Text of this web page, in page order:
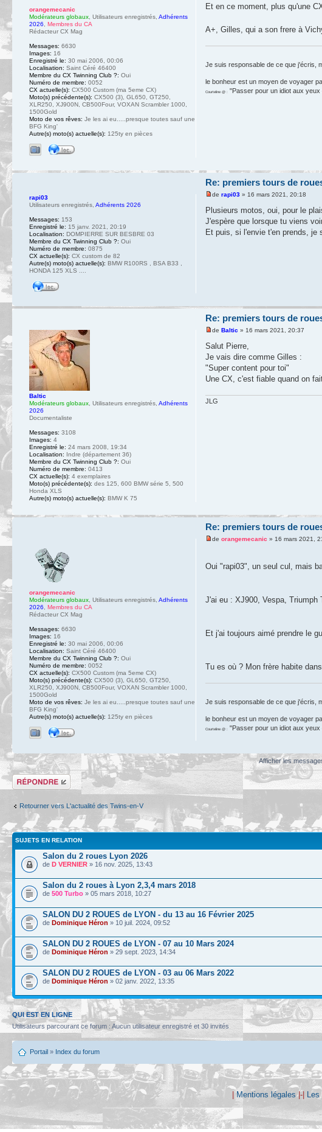
Et en ce moment, plus qu'une
A+, Gilles, qui a son frere à
Je suis responsable de ce que j'écris,
le bonheur est un moyen de voyager
Courteline @ : "Passer pour un idiot aux yeux
orangemecanic
Modérateurs globaux Utilisateurs enregistrés Adhérents
2026
Membres du CA
Rédacteur CX Mag
Messages: 6630
Images: 16
Enregistré le: 30 mai 2006, 00:06
Localisation: Saint Céré 46400
Membre du CX Twinning Club ?: Oui
Numéro de membre: 0052
CX actuelle(s): CX500 Custom (ma 5eme CX)
Moto(s) précédente(s): CX500 (3), GL650, GT250,
XLR250, XJ900N, CB500Four, VOXAN Scrambler 1000,
1500Gold
Moto de vos rêves: Je les ai eu.....presque toutes sauf une
BFG King'
Autre(s) moto(s) actuelle(s): 125ty en pièces
Re: premiers tours de
derapi03 » 16 mars 2021, 20:18
Plusieurs motos, oui, pour le
J'espère que lorsque tu viens
Et puis, si l'envie t'en prends, je
rapi03
Utilisateurs enregistrés Adhérents 2026
Messages: 153
Enregistré le: 15 janv. 2021, 20:19
Localisation: DOMPIERRE SUR BESBRE 03
Membre du CX Twinning Club ?: Oui
Numéro de membre: 0875
CX actuelle(s): CX custom de 82
Autre(s) moto(s) actuelle(s): BMW R100RS , BSA B33 ,
HONDA 125 XLS ....
Re: premiers tours de
deBaltic » 16 mars 2021, 20:37
Salut Pierre,
Je vais dire comme Gilles :
"Super content pour toi"
Une CX, c'est fiable quand on
JLG
Baltic
Modérateurs globaux Utilisateurs enregistrés Adhérents
2026
Documentaliste
Messages: 3108
Images: 4
Enregistré le: 24 mars 2008, 19:34
Localisation: Indre (département 36)
Membre du CX Twinning Club ?: Oui
Numéro de membre: 0413
CX actuelle(s): 4 exemplaires
Moto(s) précédente(s): des 125, 600 BMW série 5, 500
Honda XLS
Autre(s) moto(s) actuelle(s): BMW K 75
Re: premiers tours de
deorangemecanic » 16 mars 2021,
Oui "rapi03", un seul cul, mais
J'ai eu : XJ900, Vespa, Triumph
Et j'ai toujours aimé prendre le
Tu es où ? Mon frère habite
Je suis responsable de ce que j'écris,
le bonheur est un moyen de voyager
Courteline @ : "Passer pour un idiot aux yeux
orangemecanic
Modérateurs globaux Utilisateurs enregistrés Adhérents
2026
Membres du CA
Rédacteur CX Mag
Messages: 6630
Images: 16
Enregistré le: 30 mai 2006, 00:06
Localisation: Saint Céré 46400
Membre du CX Twinning Club ?: Oui
Numéro de membre: 0052
CX actuelle(s): CX500 Custom (ma 5eme CX)
Moto(s) précédente(s): CX500 (3), GL650, GT250,
XLR250, XJ900N, CB500Four, VOXAN Scrambler 1000,
1500Gold
Moto de vos rêves: Je les ai eu.....presque toutes sauf une
BFG King'
Autre(s) moto(s) actuelle(s): 125ty en pièces
Afficher les
Répondre
Retourner vers L'actualité des Twins-en-V
SUJETS EN RELATION
Salon du 2 roues Lyon 2026
de D VERNIER » 16 nov. 2025, 13:43
Salon du 2 roues à Lyon 2,3,4 mars 2018
de 500 Turbo » 05 mars 2018, 10:27
SALON DU 2 ROUES de LYON - du 13 au 16 Février 2025
de Dominique Héron » 10 juil. 2024, 09:52
SALON DU 2 ROUES de LYON - 07 au 10 Mars 2024
de Dominique Héron » 29 sept. 2023, 14:34
SALON DU 2 ROUES de LYON - 03 au 06 Mars 2022
de Dominique Héron » 02 janv. 2022, 13:35
QUI EST EN LIGNE
Utilisateurs parcourant ce forum : Aucun utilisateur enregistré et 30 invités
Portail » Index du forum
|Mentions légales |-| Les